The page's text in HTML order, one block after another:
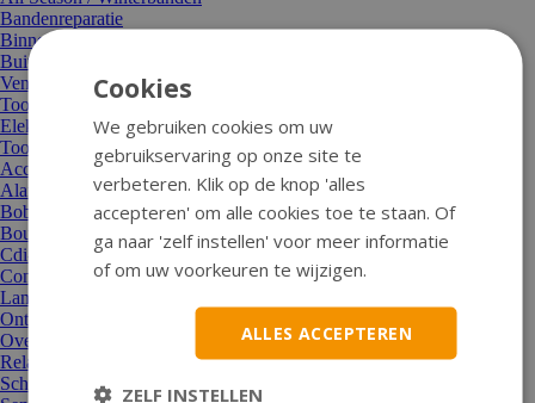
Bandenreparatie
Binnenbanden
Buitenbanden
Ventielen en overige delen
Toon alle Banden
Elektrische delen
Toon alle Elektrische delen
Accu's
Alarminstallaties
Bobine
Bougies en delen
Cdi-ECU
Contactsloten en stuursloten
Lampjes
Ontsteking/vliegwiel
Overige elektrische delen
Relais
Schakelaars
Cookies
We gebruiken cookies om uw
gebruikservaring op onze site te
verbeteren. Klik op de knop 'alles
accepteren' om alle cookies toe te staan. Of
ga naar 'zelf instellen' voor meer informatie
of om uw voorkeuren te wijzigen.
ALLES ACCEPTEREN
ZELF INSTELLEN